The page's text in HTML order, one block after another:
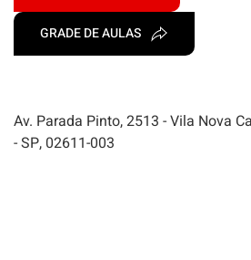
GRADE DE AULAS
Av. Parada Pinto, 2513 - Vila Nova
- SP, 02611-003